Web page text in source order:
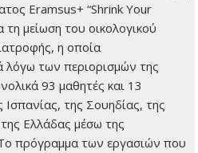
Eramsus+ “Shrink Your
μείωση του οικολογικού
η οποία
λόγω των περιορισμών της
93 μαθητές και 13
της Σουηδίας, της
Ελλάδας μέσω της
πρόγραμμα των εργασιών που